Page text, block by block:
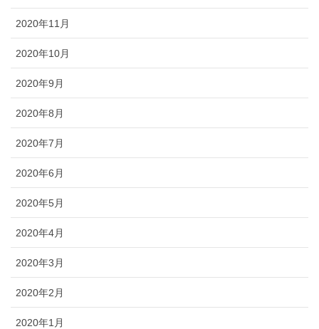
2020年11月
2020年10月
2020年9月
2020年8月
2020年7月
2020年6月
2020年5月
2020年4月
2020年3月
2020年2月
2020年1月